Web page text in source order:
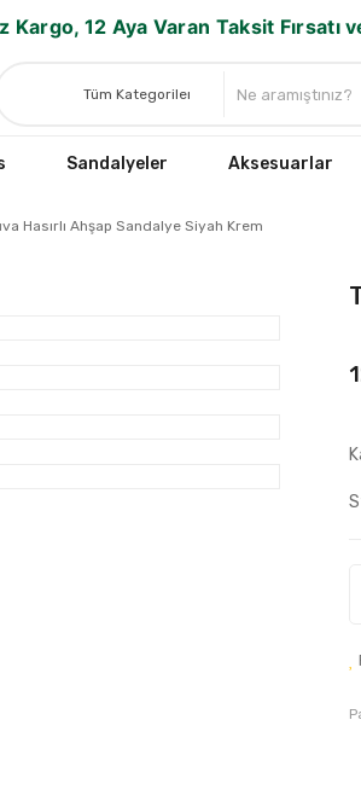
Kargo, 12 Aya Varan Taksit Fırsatı
Sandalyeler Aksesuarlar
Hasırlı Ahşap Sandalye Siyah Krem